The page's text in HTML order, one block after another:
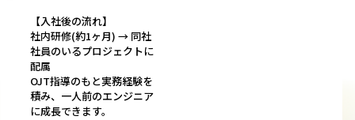
【入社後の流れ】
社内研修(約1ヶ月) → 同社
社員のいるプロジェクトに
配属
OJT指導のもと実務経験を
積み、一人前のエンジニア
に成長できます。